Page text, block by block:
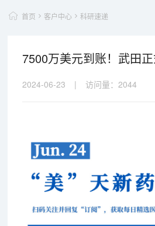
首页 客户中心 科研速递
7500万美元到账！武田
2024-06-23 | 访问量： 2044